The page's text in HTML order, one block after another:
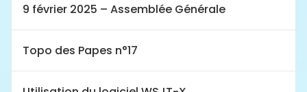
9 février 2025 – Assemblée Générale
Topo des Papes n°17